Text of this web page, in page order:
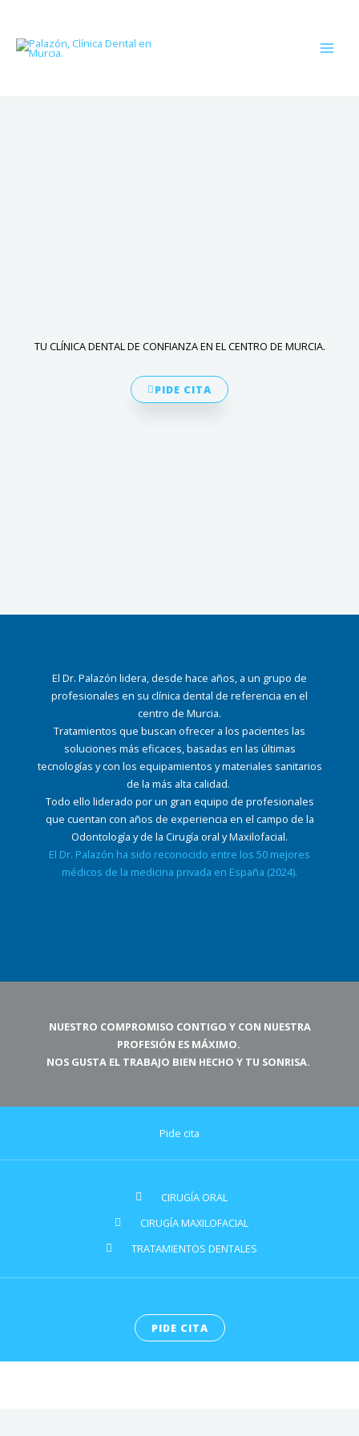
contenido
TU CLÍNICA DENTAL DE CONFIANZA EN EL CENTRO DE MURCIA.
PIDE CITA
El Dr. Palazón lidera, desde hace años, a un grupo de
profesionales en su clínica dental de referencia en el
centro de Murcia.
Tratamientos que buscan ofrecer a los pacientes las
soluciones más eficaces, basadas en las últimas
tecnologías y con los equipamientos y materiales sanitarios
de la más alta calidad.
Todo ello liderado por un gran equipo de profesionales
que cuentan con años de experiencia en el campo de la
Odontología y de la Cirugía oral y Maxilofacial.
El Dr. Palazón ha sido reconocido entre los 50 mejores
médicos de la medicina privada en España (2024).
NUESTRO COMPROMISO CONTIGO Y CON NUESTRA
PROFESIÓN ES MÁXIMO.
NOS GUSTA EL TRABAJO BIEN HECHO Y TU SONRISA.
Pide cita
CIRUGÍA ORAL
CIRUGÍA MAXILOFACIAL
TRATAMIENTOS DENTALES
PIDE CITA